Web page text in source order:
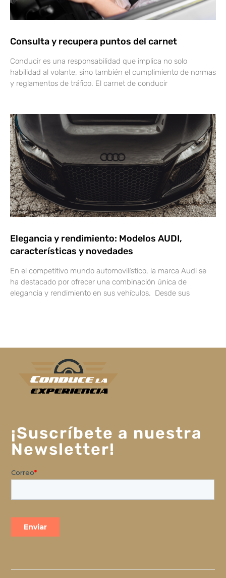
Consulta y recupera puntos del carnet
Conducir es una responsabilidad que implica no solo
habilidad al volante, sino también el cumplimiento de normas
y reglamentos de tráfico. El carnet de conducir
Elegancia y rendimiento: Modelos AUDI,
características y novedades
En el competitivo mundo automovilístico, la marca Audi se
ha destacado por ofrecer una combinación única de
elegancia y rendimiento en sus vehículos. Desde sus
¡Suscríbete a nuestra
Newsletter!